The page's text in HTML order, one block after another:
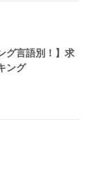
グ言語別！】求
ング